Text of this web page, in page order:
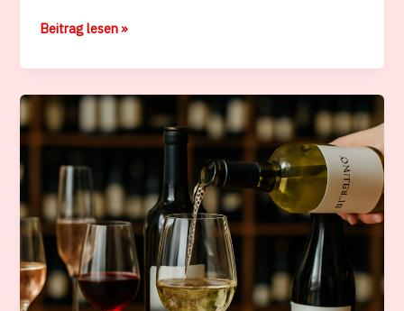
Verkostungsablauf
für
mit
Wine
World
Beitrag lesen »